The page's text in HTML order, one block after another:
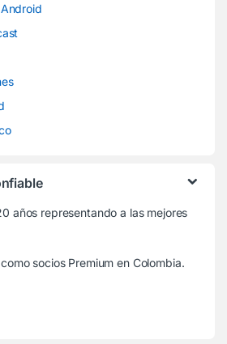
años representando a las mejores
como socios Premium en Colombia.